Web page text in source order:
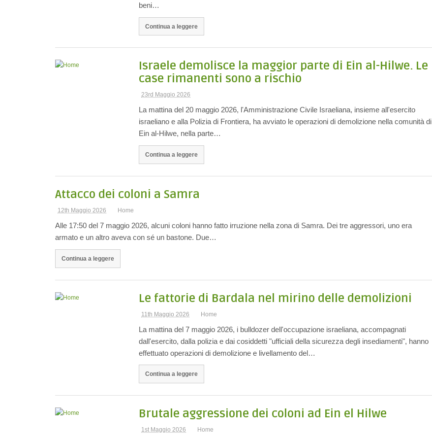
beni…
Continua a leggere
Israele demolisce la maggior parte di Ein al-Hilwe. Le
case rimanenti sono a rischio
23rd Maggio 2026
La mattina del 20 maggio 2026, l'Amministrazione Civile Israeliana, insieme all'esercito
israeliano e alla Polizia di Frontiera, ha avviato le operazioni di demolizione nella comunità di
Ein al-Hilwe, nella parte…
Continua a leggere
Attacco dei coloni a Samra
12th Maggio 2026 Home
Alle 17:50 del 7 maggio 2026, alcuni coloni hanno fatto irruzione nella zona di Samra. Dei tre aggressori, uno era
armato e un altro aveva con sé un bastone. Due…
Continua a leggere
Le fattorie di Bardala nel mirino delle demolizioni
11th Maggio 2026 Home
La mattina del 7 maggio 2026, i bulldozer dell'occupazione israeliana, accompagnati
dall'esercito, dalla polizia e dai cosiddetti "ufficiali della sicurezza degli insediamenti", hanno
effettuato operazioni di demolizione e livellamento del…
Continua a leggere
Brutale aggressione dei coloni ad Ein el Hilwe
1st Maggio 2026 Home